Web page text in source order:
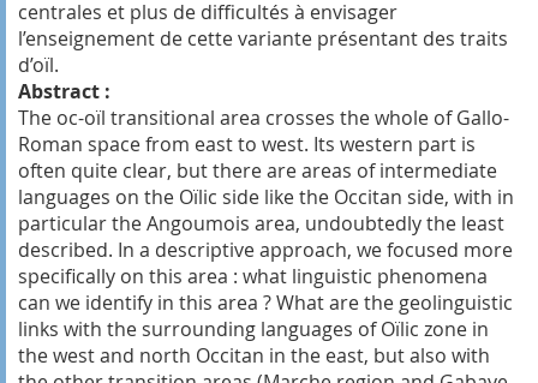
centrales et plus de difficultés à envisager
l’enseignement de cette variante présentant des traits
d’oïl.
Abstract :
The oc-oïl transitional area crosses the whole of Gallo-
Roman space from east to west. Its western part is
often quite clear, but there are areas of intermediate
languages on the Oïlic side like the Occitan side, with in
particular the Angoumois area, undoubtedly the least
described. In a descriptive approach, we focused more
specifically on this area : what linguistic phenomena
can we identify in this area ? What are the geolinguistic
links with the surrounding languages ​​of Oïlic zone in
the west and north Occitan in the east, but also with